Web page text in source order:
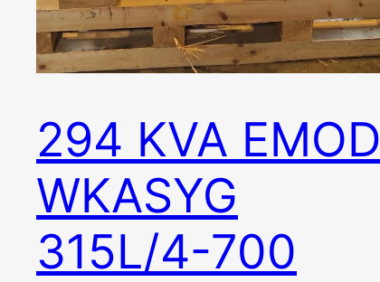
294 KVA EMOD
WKASYG
315L/4-700